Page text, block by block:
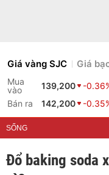
Giá vàng SJC Giá
Mua
vào
139,200
-
Bán ra
142,200 -
SỐNG
Đổ baking soda